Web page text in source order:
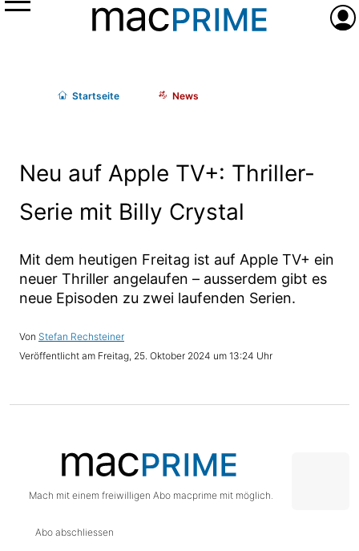
Menü
Startseite News
Neu auf Apple TV+: Thriller-
Serie mit Billy Crystal
Mit dem heutigen Freitag ist auf Apple TV+ ein
neuer Thriller angelaufen – ausserdem gibt es
neue Episoden zu zwei laufenden Serien.
Stefan Rechsteiner
Freitag, 25. Oktober 2024 um 13:24 Uhr
Mach mit einem freiwilligen Abo macprime mit möglich.
Abo abschliessen